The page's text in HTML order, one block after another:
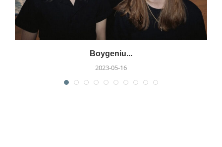
Boygeniu...
2023-05-16